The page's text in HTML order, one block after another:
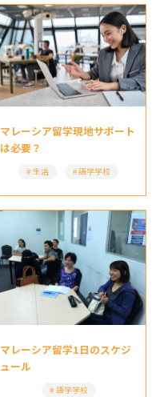
マレーシア留学現地サポート
は必要？
生活 語学学校
マレーシア留学1日のスケジ
ュール
語学学校